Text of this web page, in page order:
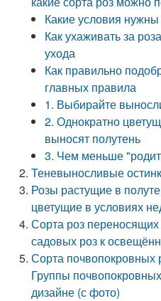
Какие условия
Как ухаживать за
ухода
Как правильно
главных правила
1. Выбирайте
2. Однократно
выносят полутень
3. Чем меньше
Теневыносливые
Розы растущие в
цветущие в условиях
Сорта роз
садовых роз к
Сорта почвопокровных
Группы
дизайне (с фото)